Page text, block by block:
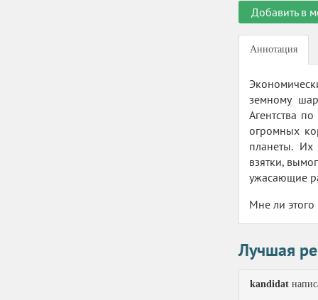
Добавить в
Аннотация
земному
Агентства
огромных
планеты.
взятки,
ужасающие
Мне ли
Лучшая
kandidat